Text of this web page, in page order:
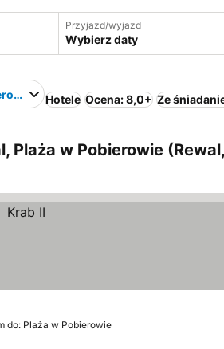
Przyjazd/wyjazd
Wybierz daty
Hotele Ocena: 8,0+ Ze
Plaża w Pobierowie
do: Plaża w Pobierowie